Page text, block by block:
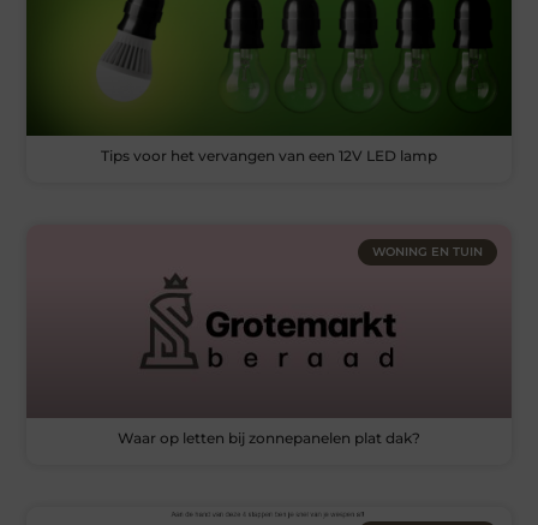
Tips voor het vervangen van een 12V LED lamp
WONING EN TUIN
Waar op letten bij zonnepanelen plat dak?